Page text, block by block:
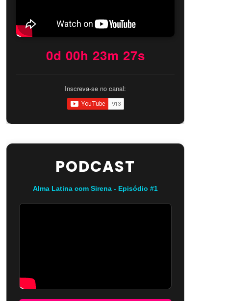
0d 00h 23m 25s
Inscreva-se no canal:
PODCAST
Alma Latina com Sirena - Episódio #1